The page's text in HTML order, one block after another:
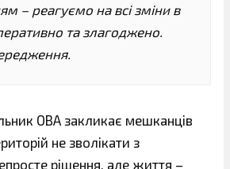
– реагуємо на всі зміни в
та злагоджено.
ОВА закликає мешканців
не зволікати з
рішення, але життя –